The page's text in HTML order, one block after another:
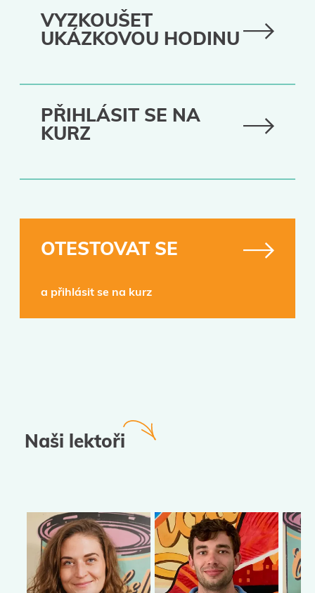
VYZKOUŠET
UKÁZKOVOU HODINU
PŘIHLÁSIT SE NA
KURZ
OTESTOVAT SE
a přihlásit se na kurz
Naši lektoři